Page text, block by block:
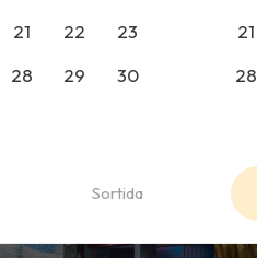
21 22
23
28 29
30
21
28
Sortida